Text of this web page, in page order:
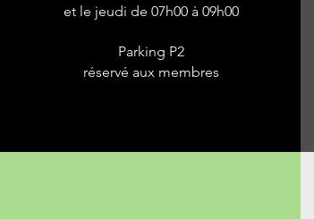
et le jeudi de 07h00 à 09h00
Parking P2
réservé aux membres